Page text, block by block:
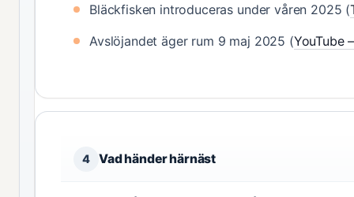
Bläckfisken introduceras under våren 2025 (
Avslöjandet äger rum 9 maj 2025 (YouTube
4 Vad händer härnäst